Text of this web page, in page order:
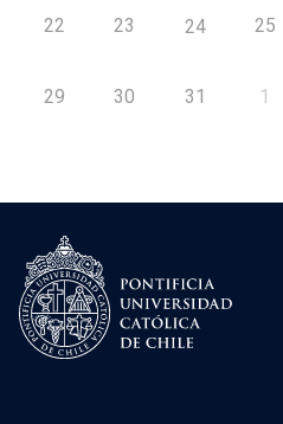
22 23 24 25
29 30 31 1